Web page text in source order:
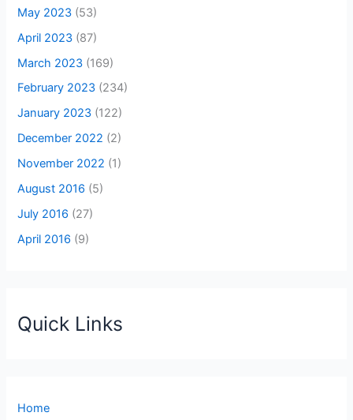
May 2023 (53)
April 2023 (87)
March 2023 (169)
February 2023 (234)
January 2023 (122)
December 2022 (2)
November 2022 (1)
August 2016 (5)
July 2016 (27)
April 2016 (9)
Quick Links
Home